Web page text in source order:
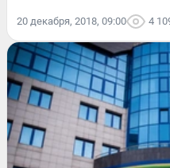
20 декабря, 2018, 09:00 4